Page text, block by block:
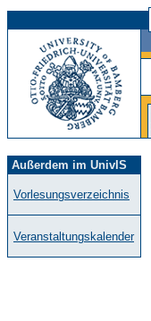
Außerdem im UnivIS
Vorlesungsverzeichnis
Veranstaltungskalender